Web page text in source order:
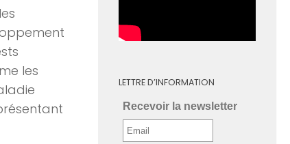
les
LETTRE D’INFORMATION
Recevoir la newsletter